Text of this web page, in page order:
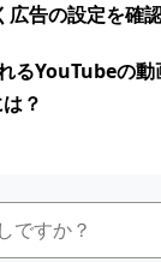
広告の​設定を​確
るYouTubeの
？